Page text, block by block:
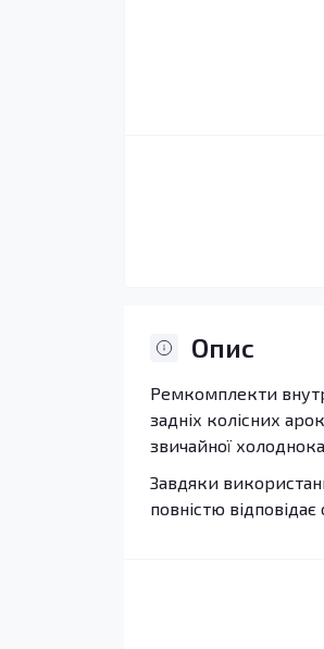
Опис
Ремкомплекти
задніх колісних
звичайної
Завдяки
повністю